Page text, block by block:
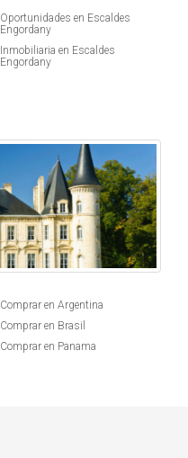
Oportunidades en Escaldes
Engordany
Inmobiliaria en Escaldes
Engordany
Comprar en Argentina
Comprar en Brasil
Comprar en Panama